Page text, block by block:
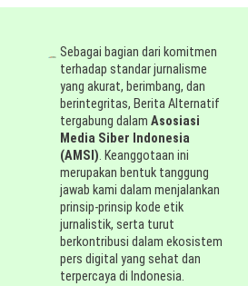
Sebagai bagian dari komitmen
terhadap standar jurnalisme
yang akurat, berimbang, dan
berintegritas, Berita Alternatif
tergabung dalamAsosiasi
Media Siber Indonesia
(AMSI). Keanggotaan ini
merupakan bentuk tanggung
jawab kami dalam menjalankan
prinsip-prinsip kode etik
jurnalistik, serta turut
berkontribusi dalam ekosistem
pers digital yang sehat dan
terpercaya di Indonesia.